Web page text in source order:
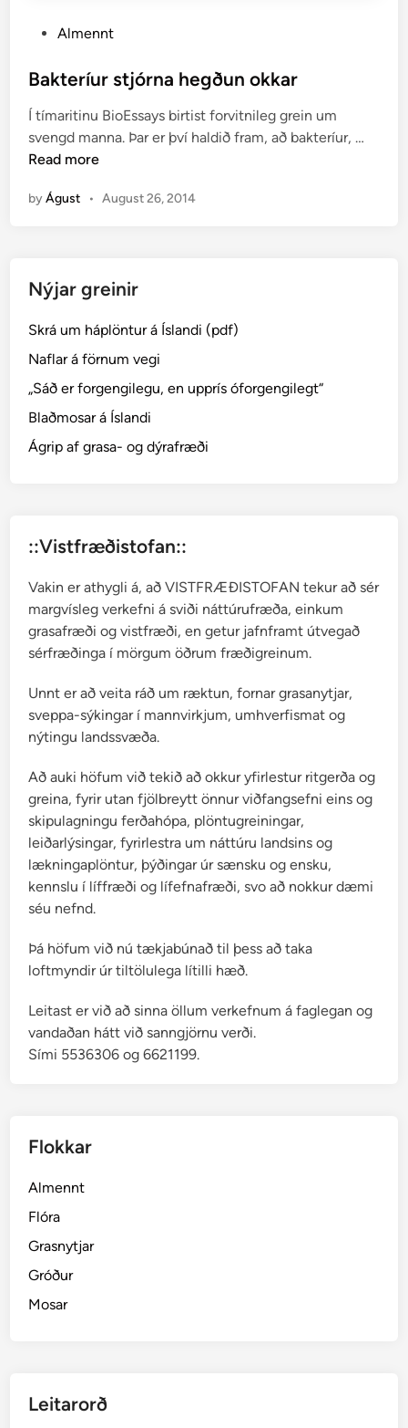
s
e
d
i
Almennt
Bakteríur stjórna hegðun okkar
Í tímaritinu BioEssays birtist forvitnileg grein um
svengd manna. Þar er því haldið fram, að bakteríur, …
n
Read more
byÁgust • August 26, 2014
Nýjar greinir
Skrá um háplöntur á Íslandi (pdf)
Naflar á förnum vegi
„Sáð er forgengilegu, en upprís óforgengilegt“
Blaðmosar á Íslandi
Ágrip af grasa- og dýrafræði
::Vistfræðistofan::
Vakin er athygli á, að VISTFRÆÐISTOFAN tekur að sér
margvísleg verkefni á sviði náttúrufræða, einkum
grasafræði og vistfræði, en getur jafnframt útvegað
sérfræðinga í mörgum öðrum fræðigreinum.
Unnt er að veita ráð um ræktun, fornar grasanytjar,
sveppa-sýkingar í mannvirkjum, umhverfismat og
nýtingu landssvæða.
Að auki höfum við tekið að okkur yfirlestur ritgerða og
greina, fyrir utan fjölbreytt önnur viðfangsefni eins og
skipulagningu ferðahópa, plöntugreiningar,
leiðarlýsingar, fyrirlestra um náttúru landsins og
lækningaplöntur, þýðingar úr sænsku og ensku,
kennslu í líffræði og lífefnafræði, svo að nokkur dæmi
séu nefnd.
Þá höfum við nú tækjabúnað til þess að taka
loftmyndir úr tiltölulega lítilli hæð.
Leitast er við að sinna öllum verkefnum á faglegan og
vandaðan hátt við sanngjörnu verði.
Sími 5536306 og 6621199.
Flokkar
Almennt
Flóra
Grasnytjar
Gróður
Mosar
Leitarorð